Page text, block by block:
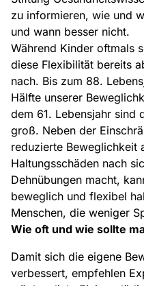
zu informieren, wie und
und wann besser nicht.
Während Kinder oftmals
diese Flexibilität bereits
nach. Bis zum 88.
Hälfte unserer
dem 61. Lebensjahr sind
groß. Neben der
reduzierte Beweglichkeit
Haltungsschäden nach
Dehnübungen macht,
beweglich und flexibel
Menschen, die weniger
Wie oft und wie sollte
Damit sich die eigene
verbessert, empfehlen